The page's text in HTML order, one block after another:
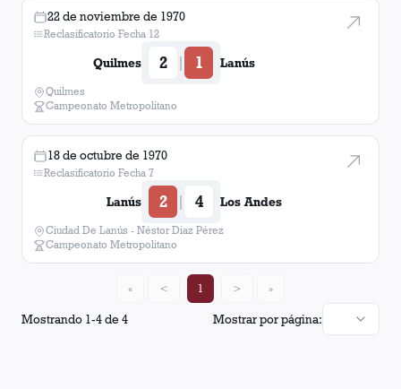
22 de noviembre de 1970
Reclasificatorio Fecha 12
Quilmes 2 | 1 Lanús
Quilmes
Campeonato Metropolitano
18 de octubre de 1970
Reclasificatorio Fecha 7
Lanús 2 | 4 Los Andes
Ciudad De Lanús - Néstor Diaz Pérez
Campeonato Metropolitano
Mostrando 1-4de4 Mostrar por página:
« < 1 > »